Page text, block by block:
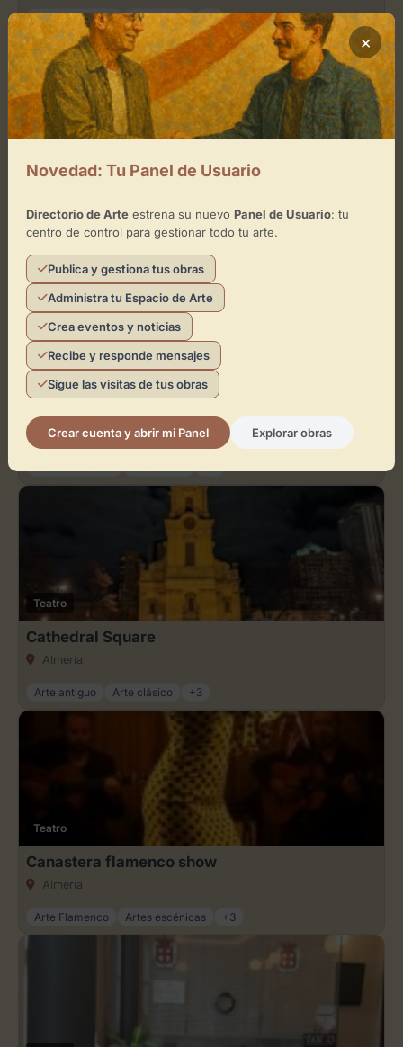
Artes escénicas Conciertos +3
Almería
Arte contemporáneo Artes escénicas
Teatro
Auditorio Maestro Padilla
Almería
Teatro
Cathedral Square
Almería
Arte antiguo Arte clásico +3
Teatro
Canastera flamenco show
Almería
Arte Flamenco Artes escénicas +3
×
Novedad: Tu Panel de Usuario
Directorio de Arteestrena su nuevo Panel de Usuario: tu
centro de control para gestionar todo tu arte.
Publica y gestiona tus obras
Administra tu Espacio de Arte
Crea eventos y noticias
Recibe y responde mensajes
Sigue las visitas de tus obras
Crear cuenta y abrir mi Panel Explorar obras